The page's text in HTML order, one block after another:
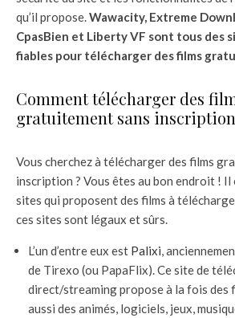
qu’il propose.Wawacity, Extreme
CpasBien et Liberty VF sont tous des
fiables pour télécharger des films
Comment télécharger des
gratuitement sans
Vous cherchez à télécharger des films
inscription ? Vous êtes au bon endroit !
sites qui proposent des films à
ces sites sont légaux et sûrs.
L’un d’entre eux est Palixi,
de Tirexo (ou PapaFlix). Ce site de
direct/streaming propose à la fois des
aussi des animés, logiciels, jeux,